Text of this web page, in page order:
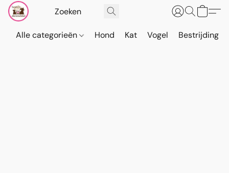
Alle categorieën Hond Kat Vogel Bestrijding